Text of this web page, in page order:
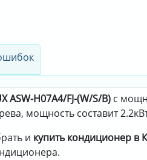
ASW-H07A4/FJ-(W/S/B) с
мощность составит
и купить кондиционер в